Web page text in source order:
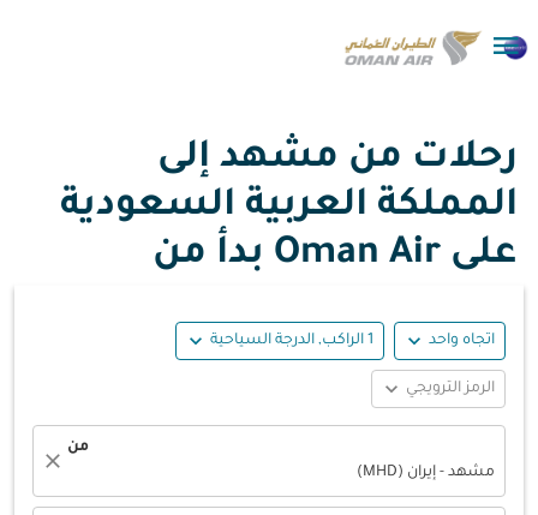

رحلات من مشهد إلى
المملكة العربية السعودية
على Oman Air بدأ من
اتجاه واحد expand_more 1 الراكب, الدرجة السياحية expand_more
الرمز الترويجي expand_more
من
مشهد - إيران (MHD)
close